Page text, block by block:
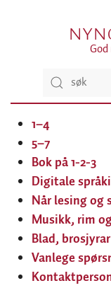
1–4
5–7
Bok på 1-2-3
Digitale
Når lesing og
Musikk, rim
Blad,
Vanlege